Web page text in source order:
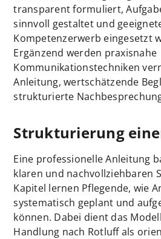
transparent formuliert,
sinnvoll gestaltet und
Kompetenzerwerb eingesetzt
Ergänzend werden praxisnahe
Kommunikationstechniken
Anleitung, wertschätzende
strukturierte
Strukturierung
Eine professionelle Anleitung
klaren und nachvollziehbaren
Kapitel lernen Pflegende, wie
systematisch geplant und
können. Dabei dient das
Handlung nach Rotluff als